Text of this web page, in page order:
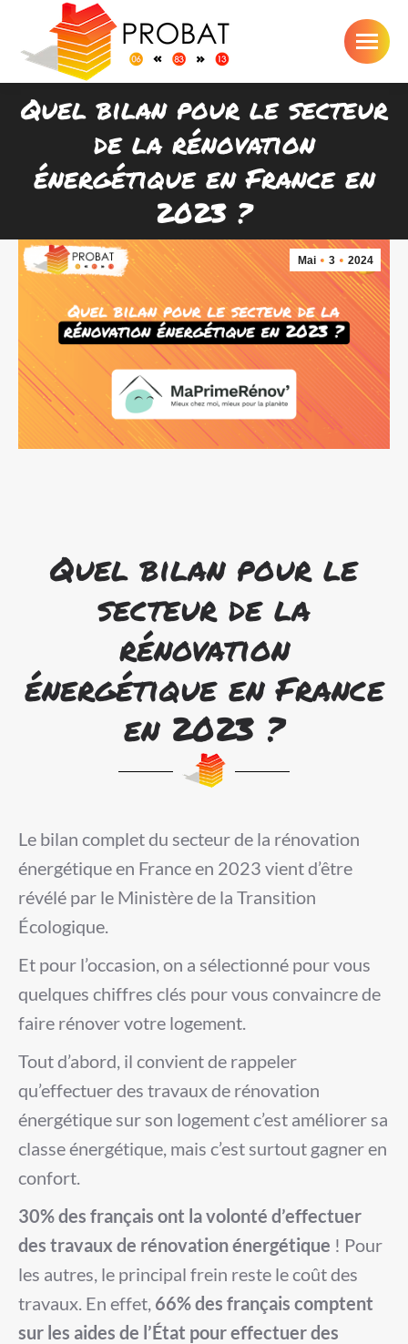
Quel bilan pour le secteur
de la rénovation
énergétique en France en
2023 ?
Vous êtes ici :
Mai 3 2024
Quel bilan pour le
secteur de la
rénovation
énergétique en France
en 2023 ?
Le bilan complet du secteur de la rénovation
énergétique en France en 2023 vient d’être
révélé par le Ministère de la Transition
Écologique.
Et pour l’occasion, on a sélectionné pour vous
quelques chiffres clés pour vous convaincre de
faire rénover votre logement.
Tout d’abord, il convient de rappeler
qu’effectuer des travaux de rénovation
énergétique sur son logement c’est améliorer sa
classe énergétique, mais c’est surtout gagner en
confort.
30% des français ont la volonté d’effectuer
des travaux de rénovation énergétique ! Pour
les autres, le principal frein reste le coût des
travaux. En effet, 66% des français comptent
sur les aides de l’État pour effectuer des